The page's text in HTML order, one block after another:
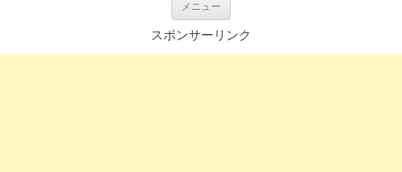
メニュー
ン
ツ
スポンサーリンク